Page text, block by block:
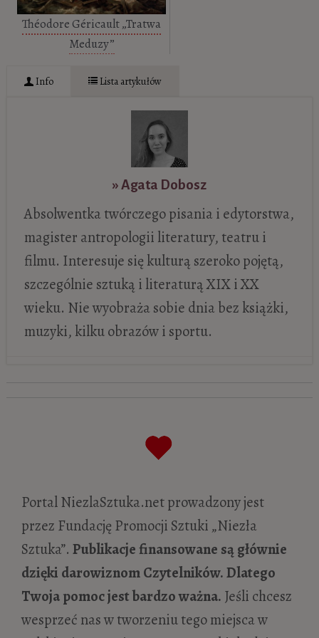
Théodore Géricault „Tratwa
Meduzy”
Info Lista artykułów
» Agata Dobosz
Absolwentka twórczego pisania i edytorstwa,
magister antropologii literatury, teatru i
filmu. Interesuje się kulturą szeroko pojętą,
szczególnie sztuką i literaturą XIX i XX
wieku. Nie wyobraża sobie dnia bez książki,
muzyki, kilku obrazów i sportu.
Gierymscy – dwóch braci, dwie
Czarna Wenus zostaje szpiegiem.
Niezwykła historia Josephine Baker
maja 2026
Wyjść z cienia Luciana Freuda.
Prawdziwa historia Celii Paul – artystki,
która maluje ciszę- 28 stycznia 2026
Portal NiezlaSztuka.net prowadzony jest
przez Fundację Promocji Sztuki „Niezła
Sztuka”.Publikacje finansowane są głównie
dzięki darowiznom Czytelników. Dlatego
Twoja pomoc jest bardzo ważna. Jeśli chcesz
wesprzeć nas w tworzeniu tego miejsca w